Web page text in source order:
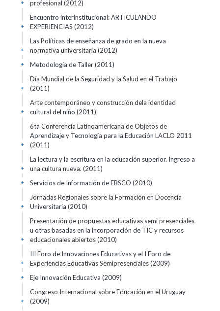
profesional (2012)
+
Encuentro interinstitucional: ARTICULANDO
EXPERIENCIAS (2012)
+
Las Políticas de enseñanza de grado en la nueva
normativa universitaria (2012)
+
Metodología de Taller(2011)
+
Día Mundial de la Seguridad y la Salud en el Trabajo
(2011)
+
Arte contemporáneo y construcción dela identidad
cultural del niño (2011)
+
6ta Conferencia Latinoamericana de Objetos de
Aprendizaje y Tecnología para la Educación LACLO 2011
(2011)
+
La lectura y la escritura en la educación superior. Ingreso a
una cultura nueva. (2011)
+
Servicios de Información de EBSCO (2010)
+
Jornadas Regionales sobre la Formación en Docencia
Universitaria (2010)
+
Presentación de propuestas educativas semi presenciales
u otras basadas en la incorporación de TIC y recursos
educacionales abiertos(2010)
+
III Foro de Innovaciones Educativas y el I Foro de
Experiencias Educativas Semipresenciales(2009)
+
Eje Innovación Educativa (2009)
+
Congreso Internacional sobre Educación en el Uruguay
(2009)
+